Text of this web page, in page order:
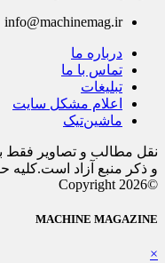
info@machinemag.ir
درباره ما
تماس با ما
تبلیغات
اعلام مشکل سایت
ماشین‌تیک
نقل مطالب و تصاویر فقط
و ذکر منبع آزاد
©Copyright 2026
MACHINE MAGAZINE
×